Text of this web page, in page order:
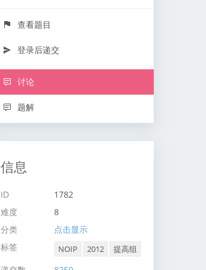
查看题目
登录后递交
讨论
题解
信息
ID
1782
难度
8
分类
点击显示
标签
NOIP 2012 提高组